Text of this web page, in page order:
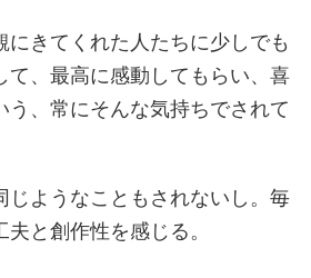
きてくれた人たちに少しでも
て、最高に感動してもらい、喜
う、常にそんな気持ちでされて
じようなこともされないし。毎
と創作性を感じる。